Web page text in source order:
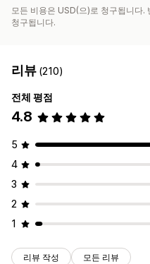
모든 비용은 USD(으)로 청구됩니다
청구됩니다.
리뷰 (210)
전체 평점
4.8
5
4
3
2
1
리뷰 작성 모든 리뷰